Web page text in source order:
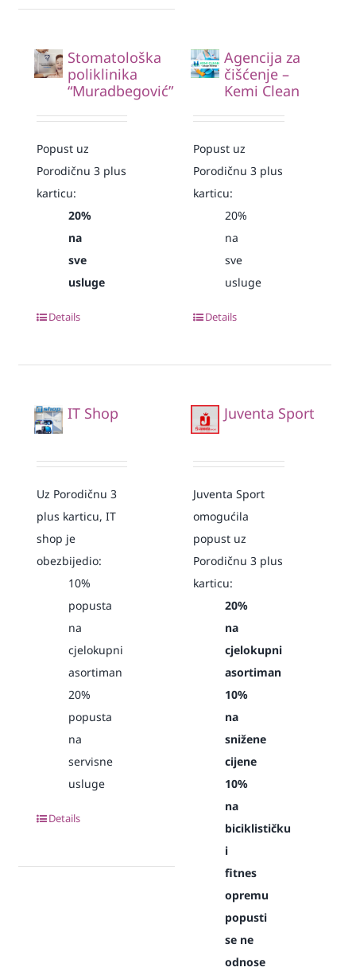
Stomatološka
poliklinika
“Muradbegović”
Popust uz
Porodičnu 3 plus
karticu:
20%
na
sve
usluge
Details
Agencija za
čišćenje –
Kemi Clean
Popust uz
Porodičnu 3 plus
karticu:
20%
na
sve
usluge
Details
IT Shop
Uz Porodičnu 3
plus karticu, IT
shop je
obezbijedio:
10%
popusta
na
cjelokupni
asortiman
20%
popusta
na
servisne
usluge
Details
Juventa Sport
Juventa Sport
omogućila
popust uz
Porodičnu 3 plus
karticu:
20%
na
cjelokupni
asortiman
10%
na
snižene
cijene
10%
na
biciklističku
i
fitnes
opremu
popusti
se ne
odnose